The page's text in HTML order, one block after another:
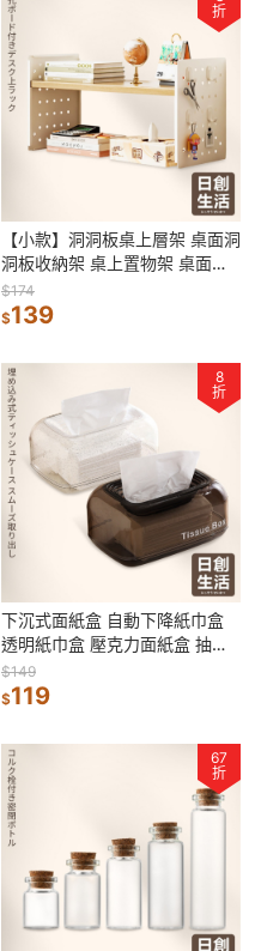
折
【小款】洞洞板桌上層架 桌面洞
洞板收納架 桌上置物架 桌面置
物架 書架 桌上收納架 書桌架 展
示架
$174
$139
8
折
下沉式面紙盒 自動下降紙巾盒
透明紙巾盒 壓克力面紙盒 抽取
式衛生紙盒 桌上面紙盒 自動下
沉 紙巾盒
$149
$119
67
折